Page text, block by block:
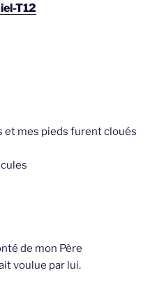
T12
et mes pieds furent cloués
de mon Père
voulue par lui.